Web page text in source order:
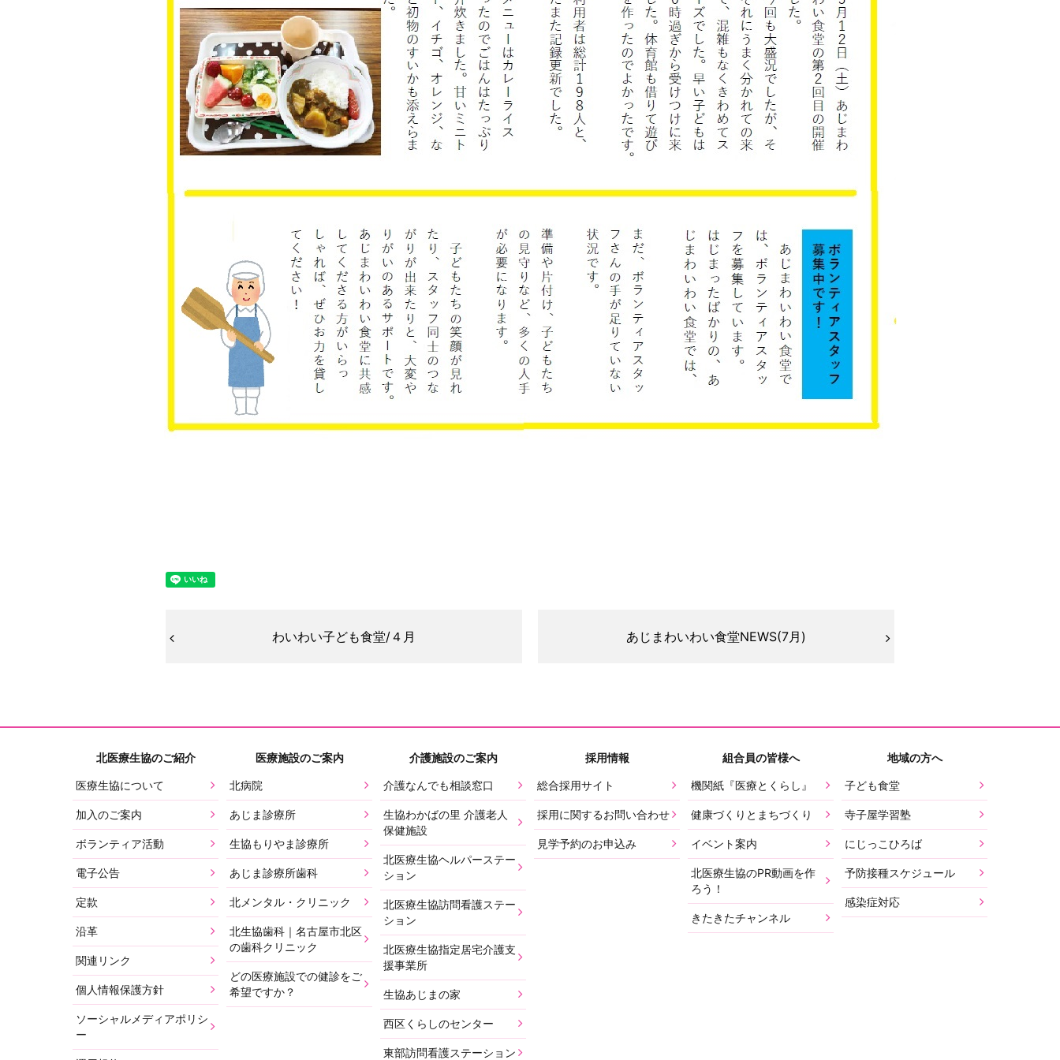
わいわい子ども食堂/４月 あじまわいわい食堂NEWS(7月)
北医療生協のご紹介
医療生協について
加入のご案内
ボランティア活動
電子公告
定款
沿革
関連リンク
個人情報保護方針
ソーシャルメディアポリシ
ー
医療施設のご案内
北病院
あじま診療所
生協もりやま診療所
あじま診療所歯科
北メンタル・クリニック
北生協歯科｜名古屋市北区
の歯科クリニック
どの医療施設での健診をご
希望ですか？
介護施設のご案内
介護なんでも相談窓口
生協わかばの里 介護老人
保健施設
北医療生協ヘルパーステー
ション
北医療生協訪問看護ステー
ション
北医療生協指定居宅介護支
援事業所
生協あじまの家
西区くらしのセンター
東部訪問看護ステーション
採用情報
総合採用サイト
採用に関するお問い合わせ
見学予約のお申込み
組合員の皆様へ
機関紙『医療とくらし』
健康づくりとまちづくり
イベント案内
北医療生協のPR動画を作
ろう！
きたきたチャンネル
地域の方へ
子ども食堂
寺子屋学習塾
にじっこひろば
予防接種スケジュール
感染症対応